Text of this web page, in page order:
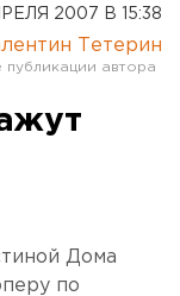
2007 В 15:38
Тетерин
Дома
по